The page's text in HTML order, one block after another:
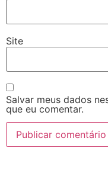
Site
Salvar meus dados
que eu comentar.